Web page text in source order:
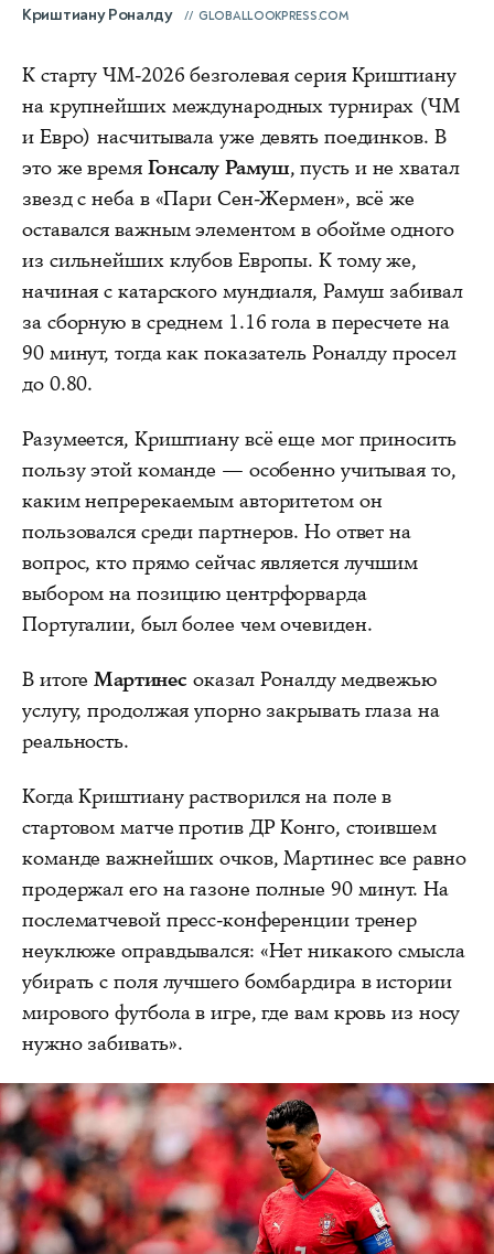
Криштиану Роналду GLOBALLOOKPRESS.COM
К старту ЧМ-2026 безголевая серия Криштиану
на крупнейших международных турнирах (ЧМ
и Евро) насчитывала уже девять поединков. В
это же время Гонсалу Рамуш, пусть и не хватал
звезд с неба в «Пари Сен-Жермен», всё же
оставался важным элементом в обойме одного
из сильнейших клубов Европы. К тому же,
начиная с катарского мундиаля, Рамуш забивал
за сборную в среднем 1.16 гола в пересчете на
90 минут, тогда как показатель Роналду просел
до 0.80.
Разумеется, Криштиану всё еще мог приносить
пользу этой команде — особенно учитывая то,
каким непререкаемым авторитетом он
пользовался среди партнеров. Но ответ на
вопрос, кто прямо сейчас является лучшим
выбором на позицию центрфорварда
Португалии, был более чем очевиден.
В итогеМартинес оказал Роналду медвежью
услугу, продолжая упорно закрывать глаза на
реальность.
Когда Криштиану растворился на поле в
стартовом матче против ДР Конго, стоившем
команде важнейших очков, Мартинес все равно
продержал его на газоне полные 90 минут. На
послематчевой пресс-конференции тренер
неуклюже оправдывался: «Нет никакого смысла
убирать с поля лучшего бомбардира в истории
мирового футбола в игре, где вам кровь из носу
нужно забивать».